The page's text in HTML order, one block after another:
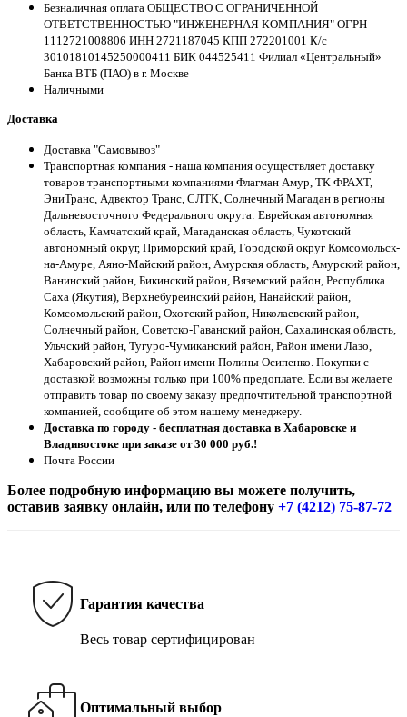
Безналичная оплата ОБЩЕСТВО С ОГРАНИЧЕННОЙ
ОТВЕТСТВЕННОСТЬЮ "ИНЖЕНЕРНАЯ КОМПАНИЯ" ОГРН
1112721008806 ИНН 2721187045 КПП 272201001 К/с
30101810145250000411 БИК 044525411 Филиал «Центральный»
Банка ВТБ (ПАО) в г. Москве
Наличными
Доставка
Доставка "Самовывоз"
Транспортная компания - наша компания осуществляет доставку
товаров транспортными компаниями Флагман Амур, ТК ФРАХТ,
ЭниТранс, Адвектор Транс, СЛТК, Солнечный Магадан в регионы
Дальневосточного Федерального округа: Еврейская автономная
область, Камчатский край, Магаданская область, Чукотский
автономный округ, Приморский край, Городской округ Комсомольск-
на-Амуре, Аяно-Майский район, Амурская область, Амурский район,
Ванинский район, Бикинский район, Вяземский район, Республика
Саха (Якутия), Верхнебуреинский район, Нанайский район,
Комсомольский район, Охотский район, Николаевский район,
Солнечный район, Советско-Гаванский район, Сахалинская область,
Ульчский район, Тугуро-Чумиканский район, Район имени Лазо,
Хабаровский район, Район имени Полины Осипенко. Покупки с
доставкой возможны только при 100% предоплате. Если вы желаете
отправить товар по своему заказу предпочтительной транспортной
компанией, сообщите об этом нашему менеджеру.
Доставка по городу - бесплатная доставка в Хабаровске и
Владивостоке при заказе от 30 000 руб.!
Почта России
Более подробную информацию вы можете получить,
оставив заявку онлайн, или по телефону +7 (4212) 75-87-72
Гарантия качества
Весь товар сертифицирован
Оптимальный выбор